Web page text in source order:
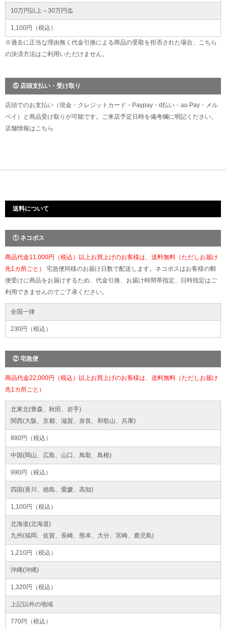
10万円以上～30万円迄
1,100円（税込）
※過去に正当な理由無く代金引換による商品の受取を拒否された場合、こちら
の決済方法はご利用いただけません。
⑤ 店頭支払い・受け取り
店頭でのお支払い（現金・クレジットカード・Paypay・d払い・au Pay・メル
ペイ）と商品受け取りが可能です。ご来店予定日時を備考欄に明記ください。
店舗情報はこちら
送料について
① ネコポス
商品代金11,000円（税込）以上お買上げのお客様は、送料無料（ただしお届け
先1カ所ごと） 宅急便同様のお届け日数で配送します。ネコポスはお客様の郵
便受けに商品をお届けするため、代金引換、お届け時間帯指定、日時指定はご
利用できませんのでご了承ください。
全国一律
230円（税込）
② 宅急便
商品代金22,000円（税込）以上お買上げのお客様は、送料無料（ただしお届け
先1カ所ごと）
北東北(青森、秋田、岩手)
関西(大阪、京都、滋賀、奈良、和歌山、兵庫)
880円（税込）
中国(岡山、広島、山口、鳥取、島根)
990円（税込）
四国(香川、徳島、愛媛、高知)
1,100円（税込）
北海道(北海道)
九州(福岡、佐賀、長崎、熊本、大分、宮崎、鹿児島)
1,210円（税込）
沖縄(沖縄)
1,320円（税込）
上記以外の地域
770円（税込）